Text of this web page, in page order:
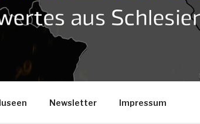
Newsletter Impressum